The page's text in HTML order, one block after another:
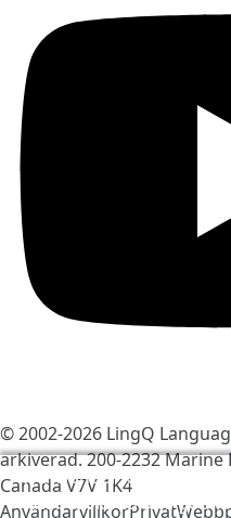
Vi använder kakor för att
att besöka sajten,
© 2002-2026 LingQ
arkiverad. 200-2232 Marine
Canada V7V 1K4
AnvändarvillkorPrivat